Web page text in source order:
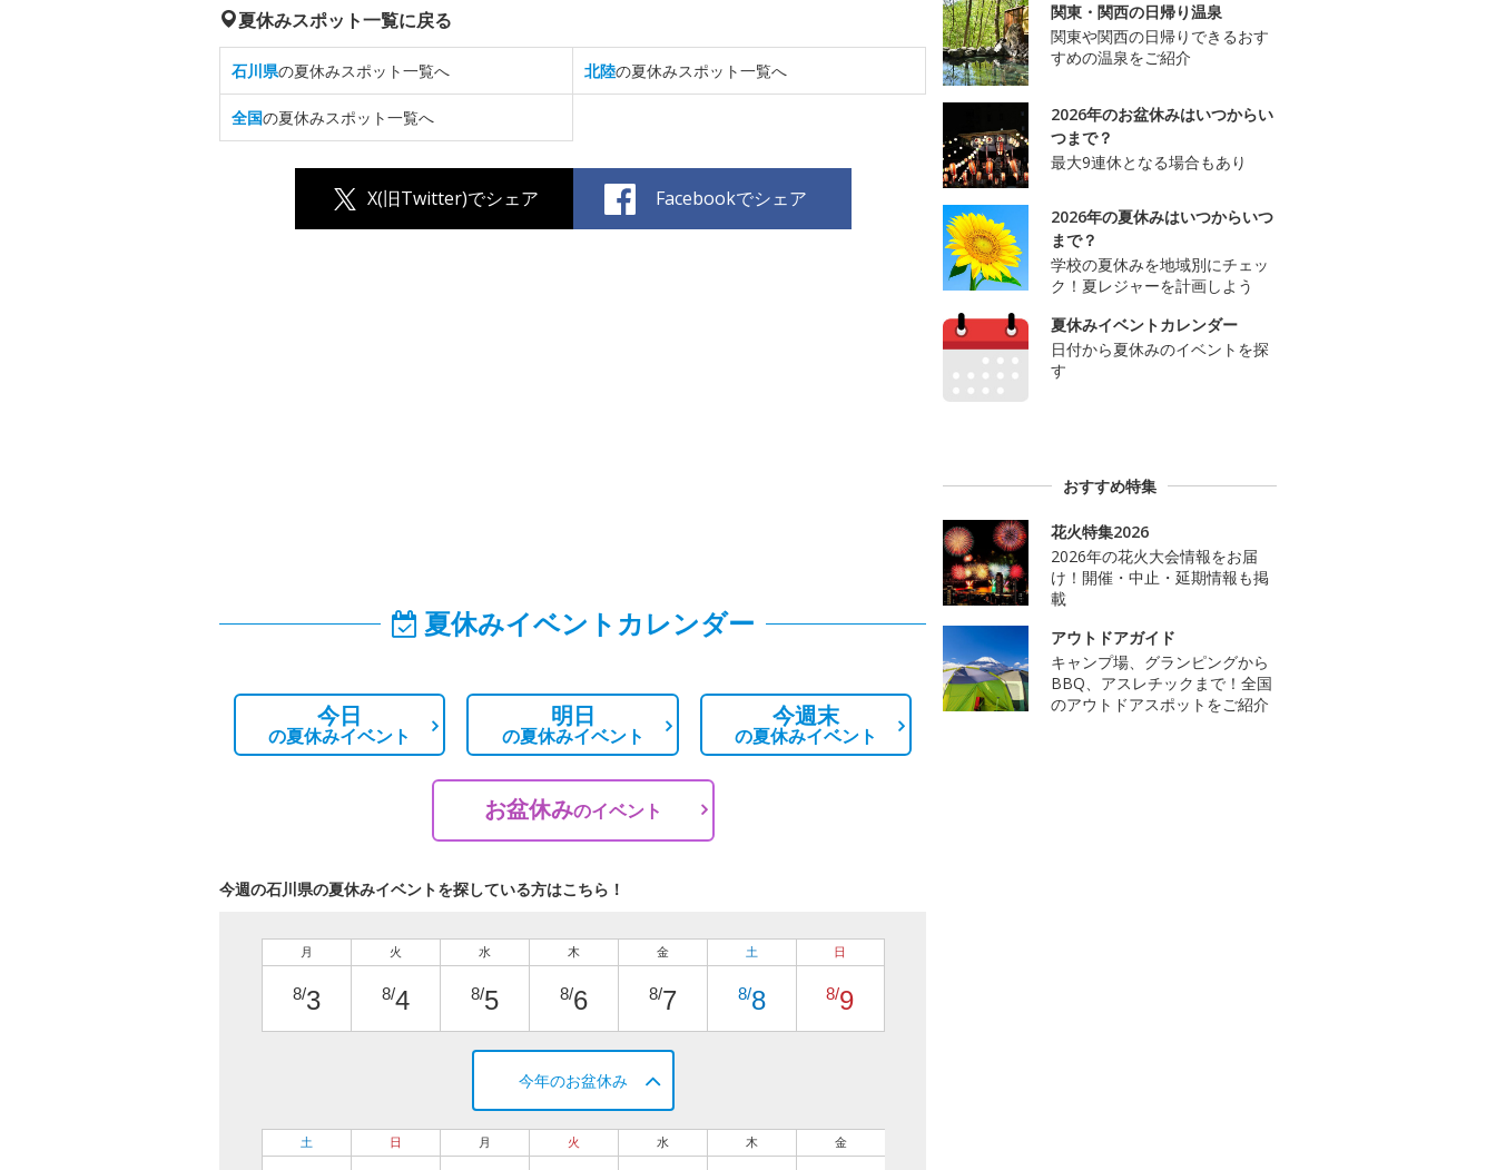
夏休みスポット一覧に戻る
石川県の夏休みスポット一覧へ 北陸の夏休みスポット一覧へ
全国の夏休みスポット一覧へ
X(旧Twitter)でシェア Facebookでシェア
夏休みイベントカレンダー
今日
の夏休みイベント
明日
の夏休みイベント
今週末
の夏休みイベント
お盆休みのイベント
今週の石川県の夏休みイベントを探している方はこちら！
月
8/3
火
8/4
水
8/5
木
8/6
金
8/7
土
8/8
日
8/9
今年のお盆休み
土 日 月 火 水 木 金
関東・関西の日帰り温泉
関東や関西の日帰りできるおす
すめの温泉をご紹介
2026年のお盆休みはいつからい
つまで？
最大9連休となる場合もあり
2026年の夏休みはいつからいつ
まで？
学校の夏休みを地域別にチェッ
ク！夏レジャーを計画しよう
夏休みイベントカレンダー
日付から夏休みのイベントを探
す
おすすめ特集
花火特集2026
2026年の花火大会情報をお届
け！開催・中止・延期情報も掲
載
アウトドアガイド
キャンプ場、グランピングから
BBQ、アスレチックまで！全国
のアウトドアスポットをご紹介